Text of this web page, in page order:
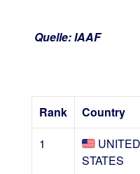
Quelle: IAAF
Rank Country
1
UNITED
STATES